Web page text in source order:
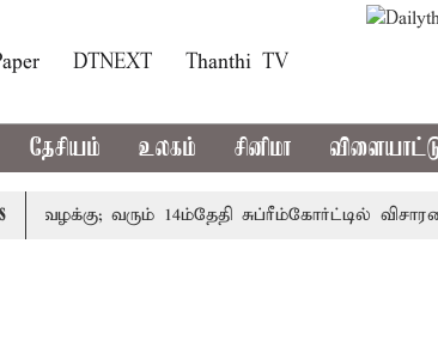
DTNEXT Thanthi TV
தேசியம் உலகம் சினிமா
வரும் 14ம்தேதி சுப்ரீம்கோர்ட்டில் விசாரணை